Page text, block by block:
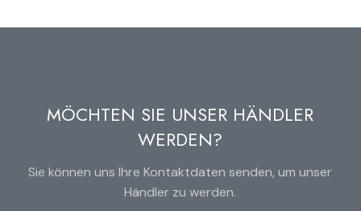
MÖCHTEN SIE UNSER HÄNDLER
WERDEN?
Sie können uns Ihre Kontaktdaten senden, um unser
Händler zu werden.